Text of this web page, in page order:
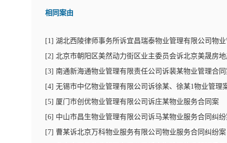
相同案由
[1] 湖北西陵律师事务所诉宜昌瑞泰物业管理有限公司物
[2] 北京市朝阳区美然动力街区业主委员会诉北京美晟房
[3] 南通新海通物业管理有限责任公司诉裴某物业管理合
[4] 无锡市中亿物业管理有限公司诉徐某、徐某1物业管理
[5] 厦门市创优物业管理有限公司诉庄某物业服务合同案
[6] 中山市昌生物业管理有限公司诉马某物业服务合同纠
[7] 曹某诉北京万科物业服务有限公司物业服务合同纠纷案